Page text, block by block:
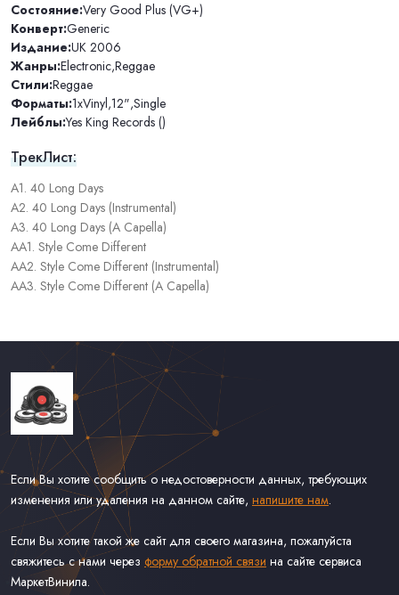
Состояние:Very Good Plus (VG+)
Конверт:Generic
Издание:UK 2006
Жанры:Electronic,Reggae
Стили:Reggae
Форматы:1xVinyl,12",Single
Лейблы:Yes King Records ()
ТрекЛист:
A1. 40 Long Days
A2. 40 Long Days (Instrumental)
A3. 40 Long Days (A Capella)
AA1. Style Come Different
AA2. Style Come Different (Instrumental)
AA3. Style Come Different (A Capella)
Если Вы хотите сообщить о недостоверности данных, требующих
изменения или удаления на данном сайте, напишите нам.
Если Вы хотите такой же сайт для своего магазина, пожалуйста
свяжитесь с нами через форму обратной связи на сайте сервиса
МаркетВинила.